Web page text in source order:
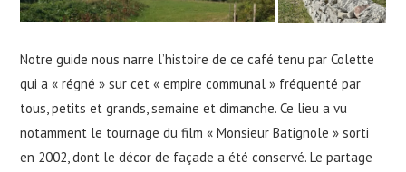
Notre guide nous narre l’histoire de ce café tenu par Colette
qui a « régné » sur cet « empire communal » fréquenté par
tous, petits et grands, semaine et dimanche. Ce lieu a vu
notamment le tournage du film « Monsieur Batignole » sorti
en 2002, dont le décor de façade a été conservé. Le partage